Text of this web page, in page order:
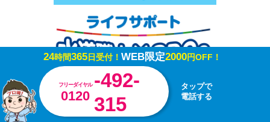
24時間365日受付！ WEB限定2000円OFF！
フリーダイヤル
0120
-492-
315
タップで
電話する